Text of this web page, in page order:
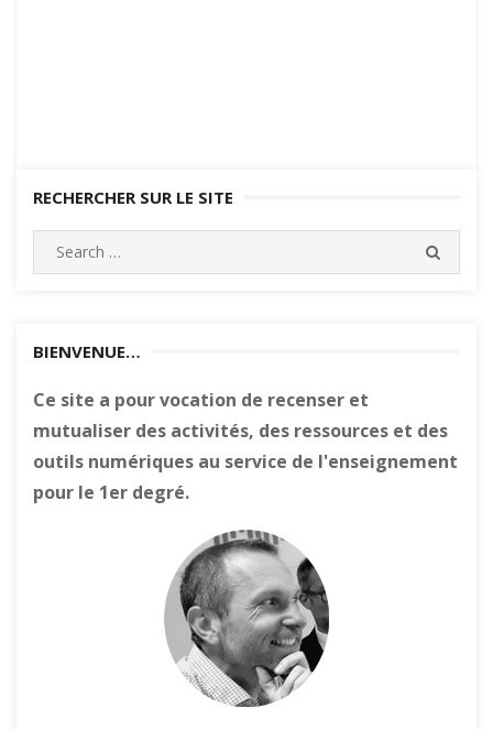
RECHERCHER SUR LE SITE
Search
for:
BIENVENUE…
Ce site a pour vocation de recenser et
mutualiser des activités, des ressources et des
outils numériques au service de l'enseignement
pour le 1er degré.